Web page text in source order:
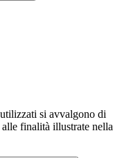
si avvalgono di
finalità illustrate nella